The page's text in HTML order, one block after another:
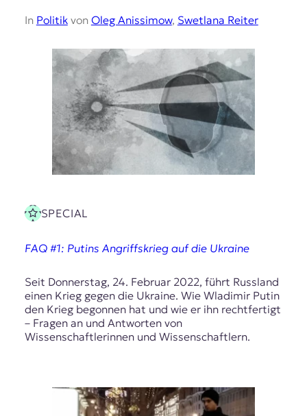
In Politikvon Oleg Anissimow, Swetlana Reiter
SPECIAL
FAQ #1: Putins Angriffskrieg auf die Ukraine
Seit Donnerstag, 24. Februar 2022, führt Russland
einen Krieg gegen die Ukraine. Wie Wladimir Putin
den Krieg begonnen hat und wie er ihn rechtfertigt
– Fragen an und Antworten von
Wissenschaftlerinnen und Wissenschaftlern.